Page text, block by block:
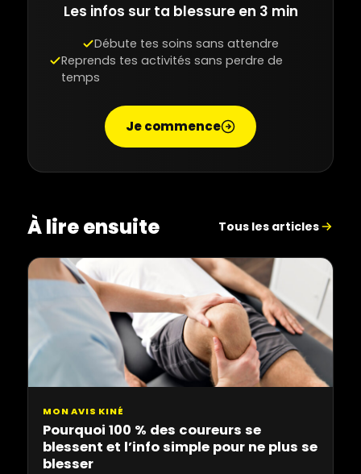
Les infos sur ta blessure en 3 min
Débute tes soins sans attendre
Reprends tes activités sans perdre de
temps
Je commence
À lire ensuite Tous les articles
MON AVIS KINÉ
Pourquoi 100 % des coureurs se
blessent et l’info simple pour ne plus se
blesser